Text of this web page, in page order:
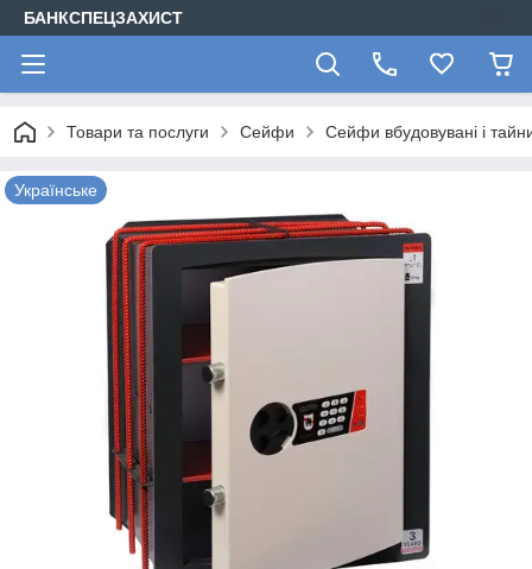
БАНКСПЕЦЗАХИСТ
Товари та послуги Сейфи Сейфи вбудовувані і
Українське